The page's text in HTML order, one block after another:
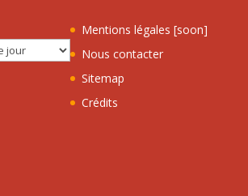
Mentions légales [soon]
Nous contacter
Sitemap
Crédits